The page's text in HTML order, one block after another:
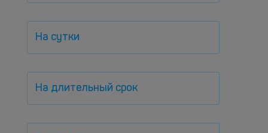
На сутки
На длительный срок